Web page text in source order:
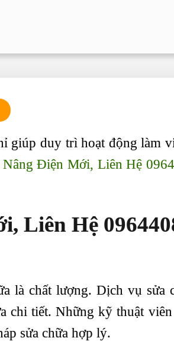
giúp duy trì hoạt động làm
Nâng Điện Mới, Liên Hệ
Liên Hệ
là chất lượng. Dịch vụ sửa
chi tiết. Những kỹ thuật
sửa chữa hợp lý.